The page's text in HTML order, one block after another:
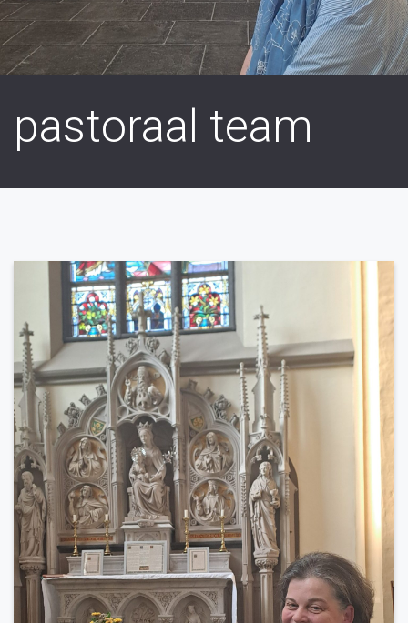
pastoraal team